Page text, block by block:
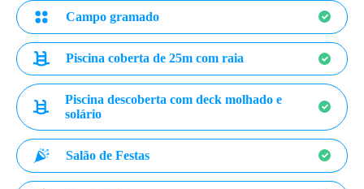
Campo gramado
Piscina coberta de 25m com raia
Piscina descoberta com deck molhado e
solário
Salão de Festas